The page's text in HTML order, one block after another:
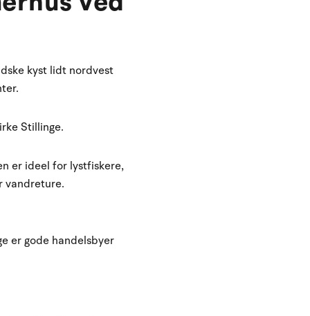
kyst lidt nordvest
Stillinge.
er ideel for lystfiskere,
vandreture.
er gode handelsbyer